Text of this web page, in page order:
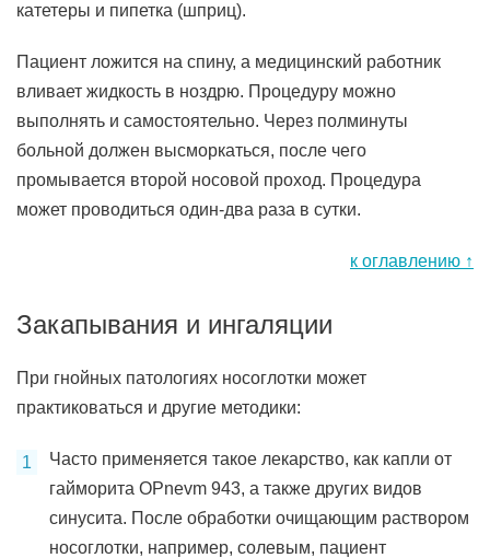
катетеры и пипетка (шприц).
Пациент ложится на спину, а медицинский работник
вливает жидкость в ноздрю. Процедуру можно
выполнять и самостоятельно. Через полминуты
больной должен высморкаться, после чего
промывается второй носовой проход. Процедура
может проводиться один-два раза в сутки.
к оглавлению ↑
Закапывания и ингаляции
При гнойных патологиях носоглотки может
практиковаться и другие методики:
Часто применяется такое лекарство, как капли от
гайморита OPnevm 943, а также других видов
синусита. После обработки очищающим раствором
носоглотки, например, солевым, пациент